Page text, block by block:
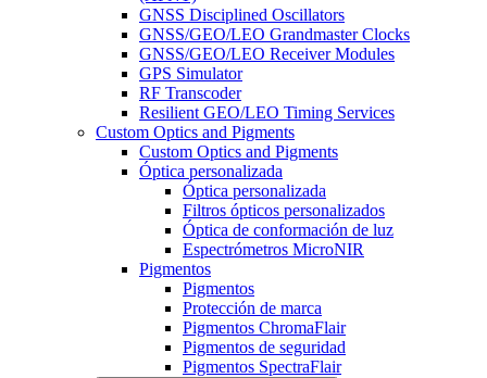
GNSS Disciplined Oscillators
GNSS/GEO/LEO Grandmaster Clocks
GNSS/GEO/LEO Receiver Modules
GPS Simulator
RF Transcoder
Resilient GEO/LEO Timing Services
Custom Optics and Pigments
Custom Optics and Pigments
Óptica personalizada
Óptica personalizada
Filtros ópticos personalizados
Óptica de conformación de luz
Espectrómetros MicroNIR
Pigmentos
Pigmentos
Protección de marca
Pigmentos ChromaFlair
Pigmentos de seguridad
Pigmentos SpectraFlair